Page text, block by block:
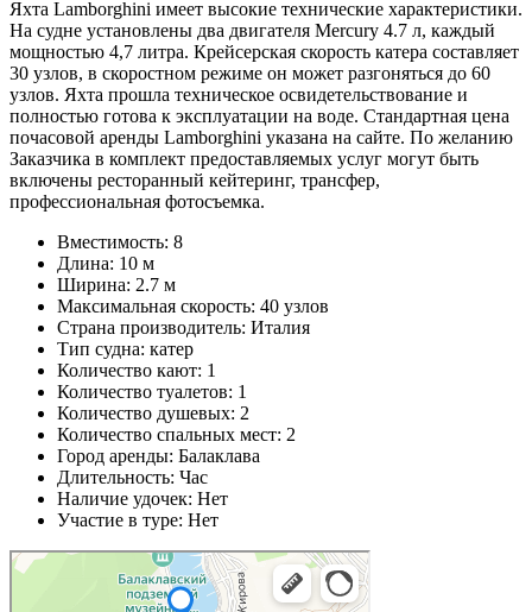
Яхта Lamborghini имеет высокие технические характеристики.
На судне установлены два двигателя Mercury 4.7 л, каждый
мощностью 4,7 литра. Крейсерская скорость катера составляет
30 узлов, в скоростном режиме он может разгоняться до 60
узлов. Яхта прошла техническое освидетельствование и
полностью готова к эксплуатации на воде. Стандартная цена
почасовой аренды Lamborghini указана на сайте. По желанию
Заказчика в комплект предоставляемых услуг могут быть
включены ресторанный кейтеринг, трансфер,
профессиональная фотосъемка.
Вместимость: 8
Длина: 10 м
Ширина: 2.7 м
Максимальная скорость: 40 узлов
Страна производитель: Италия
Тип судна: катер
Количество кают: 1
Количество туалетов: 1
Количество душевых: 2
Количество спальных мест: 2
Город аренды: Балаклава
Длительность: Час
Наличие удочек: Нет
Участие в туре: Нет